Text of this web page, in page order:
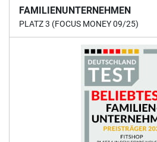
FAMILIENUNTERNEHMEN
PLATZ 3 (FOCUS MONEY 09/25)